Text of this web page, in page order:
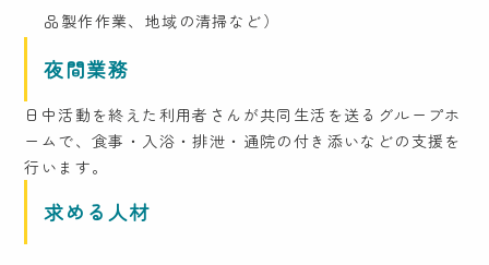
品製作作業、地域の清掃など）
夜間業務
日中活動を終えた利用者さんが共同生活を送るグループホ
ームで、食事・入浴・排泄・通院の付き添いなどの支援を
行います。
求める人材